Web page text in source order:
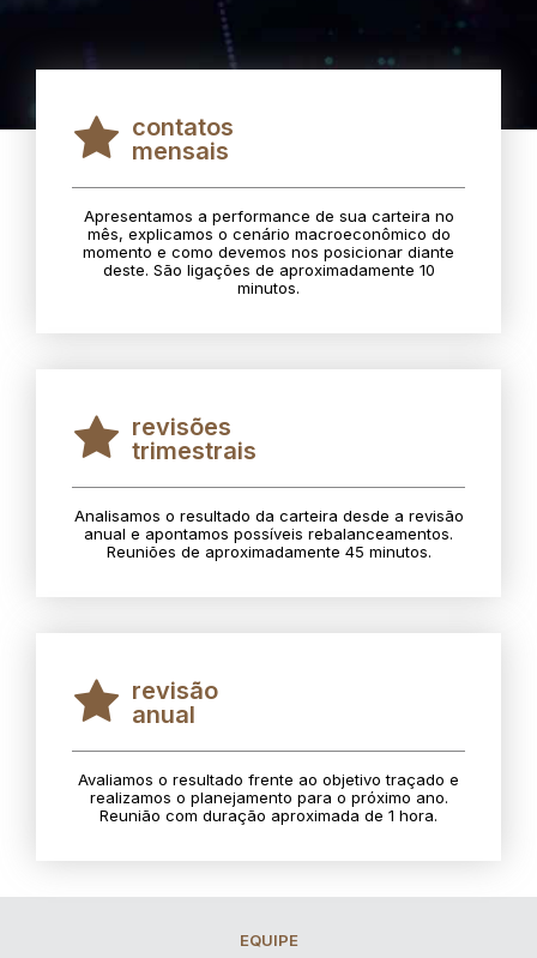
contatos
mensais
Apresentamos a performance de sua carteira no
mês, explicamos o cenário macroeconômico do
momento e como devemos nos posicionar diante
deste. São ligações de aproximadamente 10
minutos.
revisões
trimestrais
Analisamos o resultado da carteira desde a revisão
anual e apontamos possíveis rebalanceamentos.
Reuniões de aproximadamente 45 minutos.
revisão
anual
Avaliamos o resultado frente ao objetivo traçado e
realizamos o planejamento para o próximo ano.
Reunião com duração aproximada de 1 hora.
EQUIPE